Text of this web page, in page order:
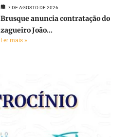
7 DE AGOSTO DE 2026
Brusque anuncia contratação do
zagueiro João...
Ler mais »